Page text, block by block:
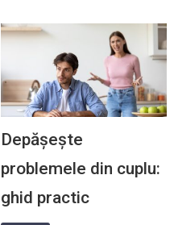
Depășește
problemele din cuplu:
ghid practic